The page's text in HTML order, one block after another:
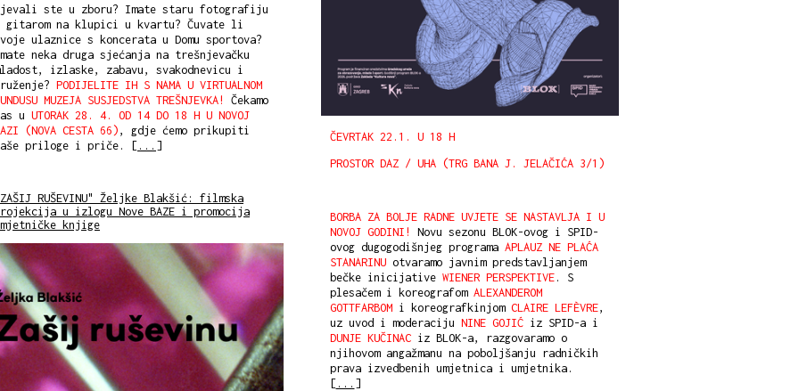
ste u zboru? Imate staru fotografiju
gitarom na klupici u kvartu? Čuvate li
ulaznice s koncerata u Domu sportova?
neka druga sjećanja na trešnjevačku
izlaske, zabavu, svakodnevicu i
PODIJELITE IH S NAMA U VIRTUALNOM
MUZEJA SUSJEDSTVA TREŠNJEVKA!
Čekamo
u UTORAK 28. 4. OD 14 DO 18 H U NOVOJ
(NOVA CESTA 66) , gdje ćemo prikupiti
priloge i priče. [ ... ]
RUŠEVINU" Željke Blakšić: filmska
u izlogu Nove BAZE i promocija
knjige
ČEVRTAK 22.1. U 18 H
PROSTOR DAZ / UHA (TRG BANA J. JELAČIĆA 3/1)
BORBA ZA BOLJE RADNE UVJETE SE NASTAVLJA I U
NOVOJ GODINI!
Novu sezonu BLOK-ovog i SPID-
ovog dugogodišnjeg programa APLAUZ NE PLAĆA
STANARINUotvaramo javnim predstavljanjem
bečke inicijative WIENER PERSPEKTIVE. S
plesačem i koreografom ALEXANDEROM
GOTTFARBOMi koreografkinjom CLAIRE LEFÈVRE,
uz uvod i moderaciju NINE GOJIĆiz SPID-a i
DUNJE KUČINACiz BLOK-a, razgovaramo o
njihovom angažmanu na poboljšanju radničkih
prava izvedbenih umjetnica i umjetnika.
[... ]